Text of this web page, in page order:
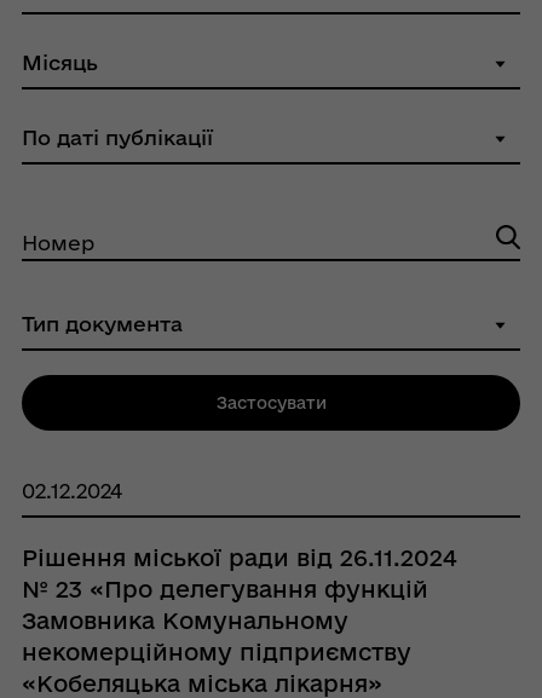
02.12.2024
Рішення міської ради від 26.11.2024
№ 23 «Про делегування функцій
Замовника Комунальному
некомерційному підприємству
«Кобеляцька міська лікарня»
Номер
Застосувати